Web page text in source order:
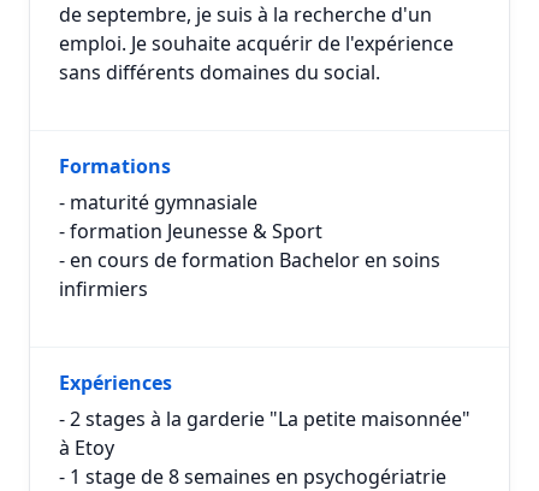
de septembre, je suis à la recherche d'un
emploi. Je souhaite acquérir de l'expérience
sans différents domaines du social.
Formations
- maturité gymnasiale
- formation Jeunesse & Sport
- en cours de formation Bachelor en soins
infirmiers
Expériences
- 2 stages à la garderie "La petite maisonnée"
à Etoy
- 1 stage de 8 semaines en psychogériatrie